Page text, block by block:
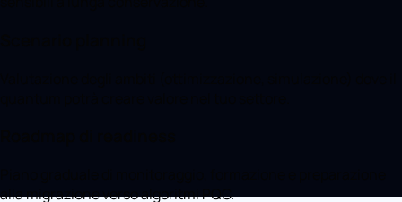
alla migrazione verso algoritmi PQC.